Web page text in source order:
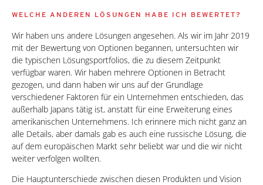
WELCHE ANDEREN LÖSUNGEN HABE ICH BEWERTET?
Wir haben uns andere Lösungen angesehen. Als wir im Jahr 2019
mit der Bewertung von Optionen begannen, untersuchten wir
die typischen Lösungsportfolios, die zu diesem Zeitpunkt
verfügbar waren. Wir haben mehrere Optionen in Betracht
gezogen, und dann haben wir uns auf der Grundlage
verschiedener Faktoren für ein Unternehmen entschieden, das
außerhalb Japans tätig ist, anstatt für eine Erweiterung eines
amerikanischen Unternehmens. Ich erinnere mich nicht ganz an
alle Details, aber damals gab es auch eine russische Lösung, die
auf dem europäischen Markt sehr beliebt war und die wir nicht
weiter verfolgen wollten.
Die Hauptunterschiede zwischen diesen Produkten und Vision